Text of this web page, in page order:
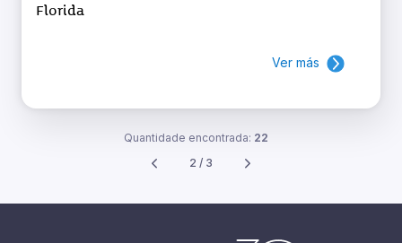
Florida
Ver más
Quantidade encontrada: 22
2 / 3